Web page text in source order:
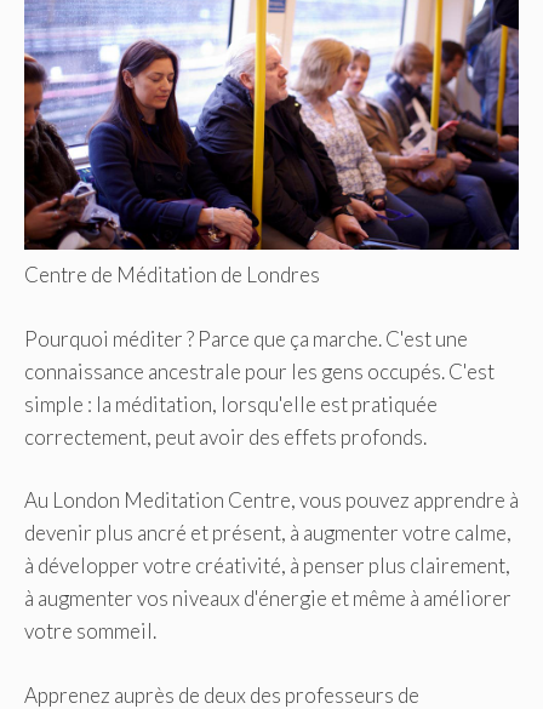
Centre de Méditation de Londres
Pourquoi méditer ? Parce que ça marche. C'est une
connaissance ancestrale pour les gens occupés. C'est
simple : la méditation, lorsqu'elle est pratiquée
correctement, peut avoir des effets profonds.
Au London Meditation Centre, vous pouvez apprendre à
devenir plus ancré et présent, à augmenter votre calme,
à développer votre créativité, à penser plus clairement,
à augmenter vos niveaux d'énergie et même à améliorer
votre sommeil.
Apprenez auprès de deux des professeurs de